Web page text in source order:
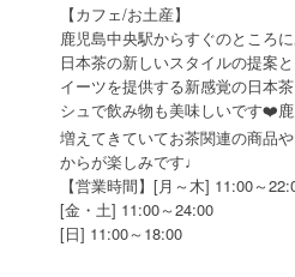
【カフェ/お土産】
鹿児島中央駅からすぐのところ
日本茶の新しいスタイルの提案
イーツを提供する新感覚の日本
シュで飲み物も美味しいです❤️
増えてきていてお茶関連の商品
からが楽しみです♩
【営業時間】[月～木] 11:00～
[金・土] 11:00～24:00
[日] 11:00～18:00